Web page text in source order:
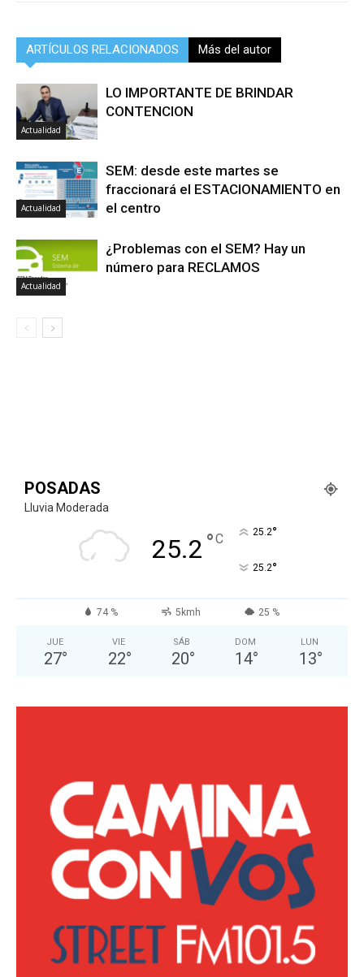
ARTÍCULOS RELACIONADOS Más del autor
Actualidad
LO IMPORTANTE DE BRINDAR
CONTENCION
Actualidad
SEM: desde este martes se
fraccionará el ESTACIONAMIENTO en
el centro
Actualidad
¿Problemas con el SEM? Hay un
número para RECLAMOS
POSADAS
Lluvia Moderada
25.2 °C 25.2°
25.2°
74 % 5kmh 25 %
JUE
27°
VIE
22°
SÁB
20°
DOM
14°
LUN
13°